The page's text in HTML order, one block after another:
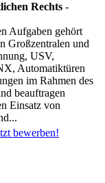
Rechts -
Aufgaben gehört
Großzentralen und
USV,
Automatiktüren
im Rahmen des
beauftragen
Einsatz von